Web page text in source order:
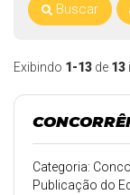
Exibindo 1-13 de 13
Categoria:
Publicação do
Buscar